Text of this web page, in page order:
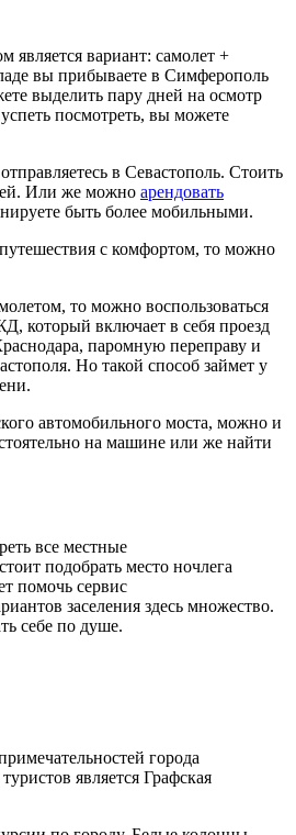
вариант: самолет +
вы прибываете в Симферополь
выделить пару дней на осмотр
посмотреть, вы можете
в Севастополь. Стоить
Или же можно арендовать
быть более мобильными.
с комфортом, то можно
то можно воспользоваться
который включает в себя проезд
паромную переправу и
Но такой способ займет у
автомобильного моста, можно и
на машине или же найти
все местные
подобрать место ночлега
помочь сервис
заселения здесь множество.
себе по душе.
города
является Графская